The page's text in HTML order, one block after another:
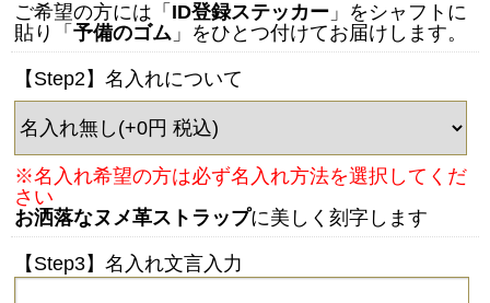
ご希望の方には「 ID登録ステッカー 」をシャフトに
貼り「 予備のゴム 」をひとつ付けてお届けします。
【Step2】名入れについて
※名入れ希望の方は必ず名入れ方法を選択してくだ
さい
お洒落なヌメ革ストラップに美しく刻字します
【Step3】名入れ文言入力